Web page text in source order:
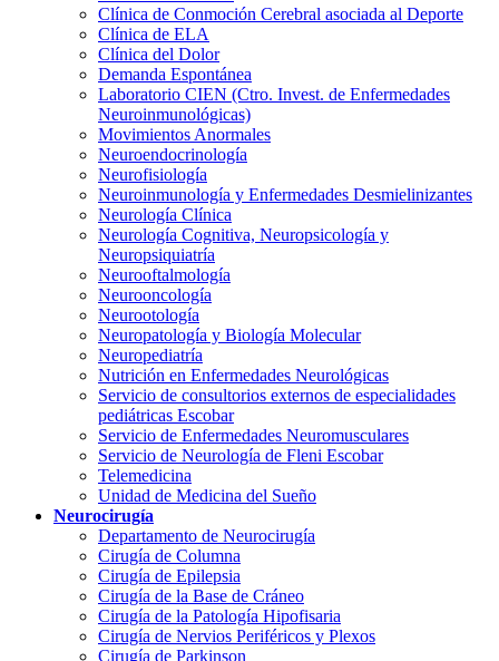
Clínica de Conmoción Cerebral asociada al Deporte
Clínica de ELA
Clínica del Dolor
Demanda Espontánea
Laboratorio CIEN (Ctro. Invest. de Enfermedades
Neuroinmunológicas)
Movimientos Anormales
Neuroendocrinología
Neurofisiología
Neuroinmunología y Enfermedades Desmielinizantes
Neurología Clínica
Neurología Cognitiva, Neuropsicología y
Neuropsiquiatría
Neurooftalmología
Neurooncología
Neurootología
Neuropatología y Biología Molecular
Neuropediatría
Nutrición en Enfermedades Neurológicas
Servicio de consultorios externos de especialidades
pediátricas Escobar
Servicio de Enfermedades Neuromusculares
Servicio de Neurología de Fleni Escobar
Telemedicina
Unidad de Medicina del Sueño
Neurocirugía
Departamento de Neurocirugía
Cirugía de Columna
Cirugía de Epilepsia
Cirugía de la Base de Cráneo
Cirugía de la Patología Hipofisaria
Cirugía de Nervios Periféricos y Plexos
Cirugía de Parkinson